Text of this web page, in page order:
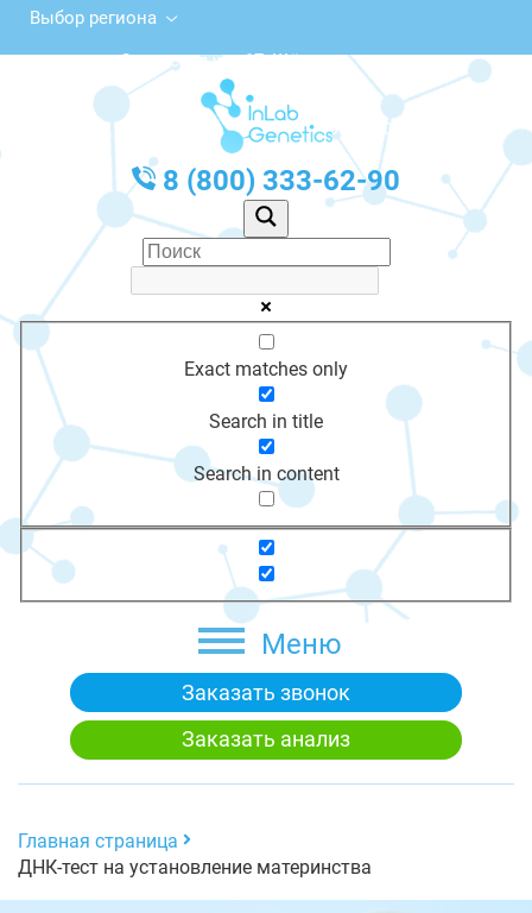
Выбор региона
Советская ул., 17, Щёкино
с 10:00 до 20:00
График работы: Пн-Пт с 10:00 до 20:00
8 (800) 333-62-90
Exact matches only
Search in title
Search in content
Меню
Заказать звонок
Заказать анализ
Главная страница
ДНК-тест на установление материнства